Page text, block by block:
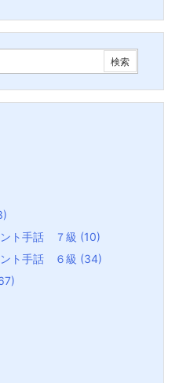
ント手話 ７級 (10)
ント手話 ６級 (34)